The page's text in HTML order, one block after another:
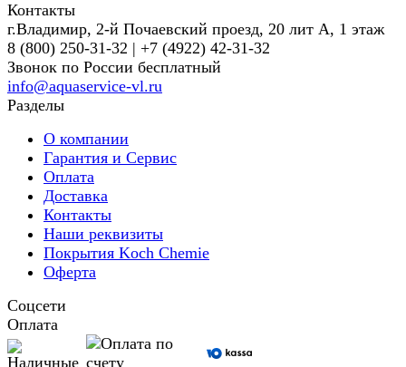
Контакты
г.Владимир, 2-й Почаевский проезд, 20 лит А, 1 этаж
8 (800) 250-31-32 | +7 (4922) 42-31-32
Звонок по России бесплатный
info@aquaservice-vl.ru
Разделы
О компании
Гарантия и Сервис
Оплата
Доставка
Контакты
Наши реквизиты
Покрытия Koch Chemie
Оферта
Соцсети
Оплата